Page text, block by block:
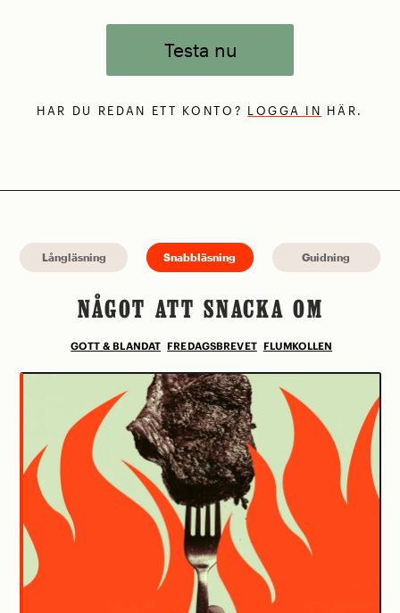
Testa nu
HAR DU REDAN ETT KONTO? LOGGA IN HÄR.
Långläsning Snabbläsning Guidning
NÅGOT ATT SNACKA OM
GOTT & BLANDAT FREDAGSBREVET FLUMKOLLEN